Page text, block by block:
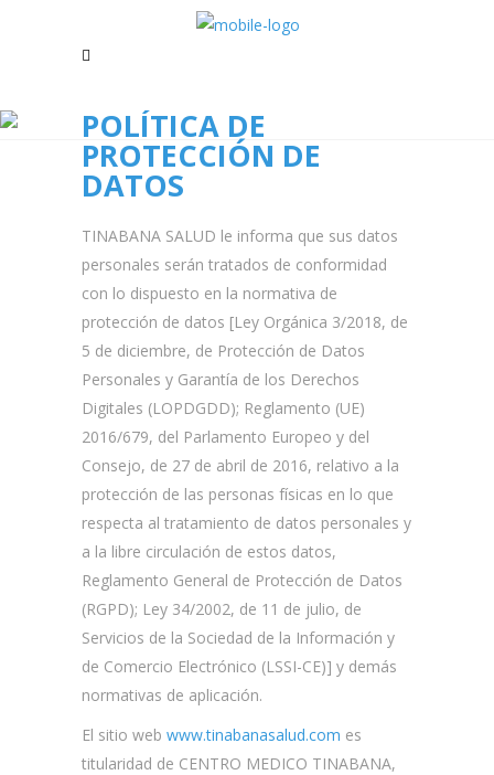
POLÍTICA DE
PROTECCIÓN DE
DATOS
TINABANA SALUD le informa que sus datos
personales serán tratados de conformidad
con lo dispuesto en la normativa de
protección de datos [Ley Orgánica 3/2018, de
5 de diciembre, de Protección de Datos
Personales y Garantía de los Derechos
Digitales (LOPDGDD); Reglamento (UE)
2016/679, del Parlamento Europeo y del
Consejo, de 27 de abril de 2016, relativo a la
protección de las personas físicas en lo que
respecta al tratamiento de datos personales y
a la libre circulación de estos datos,
Reglamento General de Protección de Datos
(RGPD); Ley 34/2002, de 11 de julio, de
Servicios de la Sociedad de la Información y
de Comercio Electrónico (LSSI-CE)] y demás
normativas de aplicación.
El sitio web www.tinabanasalud.com es
titularidad de CENTRO MEDICO TINABANA,